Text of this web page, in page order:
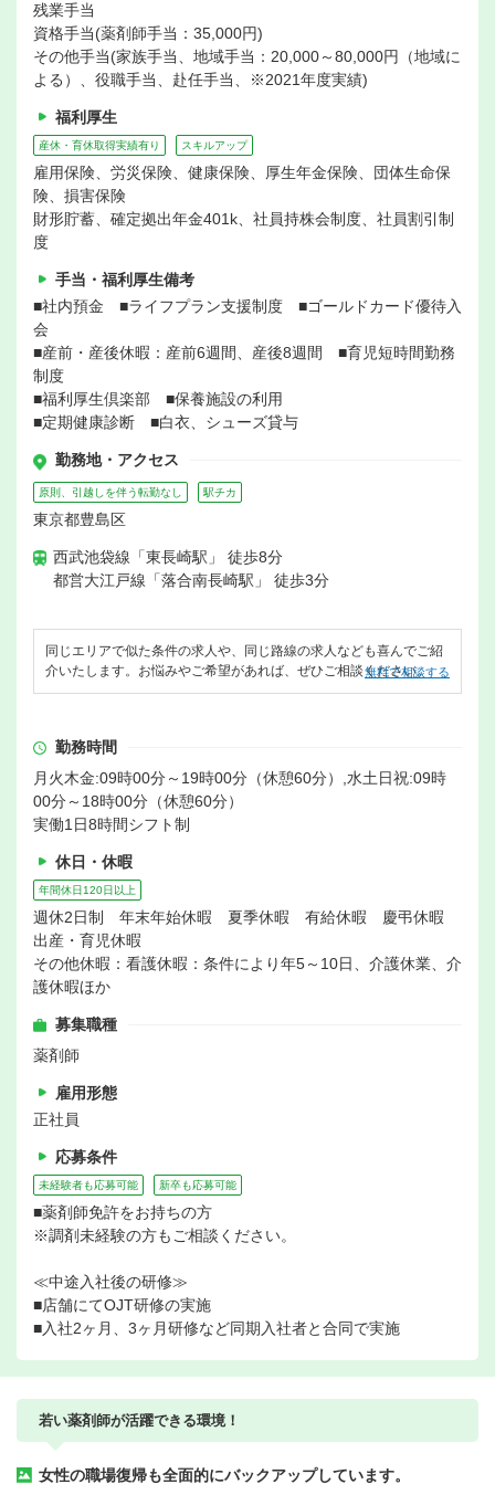
残業手当
資格手当(薬剤師手当：35,000円)
その他手当(家族手当、地域手当：20,000～80,000円（地域に
よる）、役職手当、赴任手当、※2021年度実績)
福利厚生
産休・育休取得実績有り スキルアップ
雇用保険、労災保険、健康保険、厚生年金保険、団体生命保
険、損害保険
財形貯蓄、確定拠出年金401k、社員持株会制度、社員割引制
度
手当・福利厚生備考
■社内預金 ■ライフプラン支援制度 ■ゴールドカード優待入
会
■産前・産後休暇：産前6週間、産後8週間 ■育児短時間勤務
制度
■福利厚生倶楽部 ■保養施設の利用
■定期健康診断 ■白衣、シューズ貸与
勤務地・アクセス
原則、引越しを伴う転勤なし 駅チカ
東京都豊島区
西武池袋線「東長崎駅」 徒歩8分
都営大江戸線「落合南長崎駅」 徒歩3分
同じエリアで似た条件の求人や、同じ路線の求人なども喜んでご紹
介いたします。お悩みやご希望があれば、ぜひご相談ください。
無料で相談する
勤務時間
月火木金:09時00分～19時00分（休憩60分）,水土日祝:09時
00分～18時00分（休憩60分）
実働1日8時間シフト制
休日・休暇
年間休日120日以上
週休2日制 年末年始休暇 夏季休暇 有給休暇 慶弔休暇
出産・育児休暇
その他休暇：看護休暇：条件により年5～10日、介護休業、介
護休暇ほか
募集職種
薬剤師
雇用形態
正社員
応募条件
未経験者も応募可能 新卒も応募可能
■薬剤師免許をお持ちの方
※調剤未経験の方もご相談ください。
≪中途入社後の研修≫
■店舗にてOJT研修の実施
■入社2ヶ月、3ヶ月研修など同期入社者と合同で実施
若い薬剤師が活躍できる環境！
女性の職場復帰も全面的にバックアップしています。